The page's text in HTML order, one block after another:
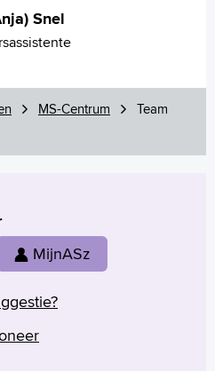
Snel
MS-Centrum
Team
MijnASz